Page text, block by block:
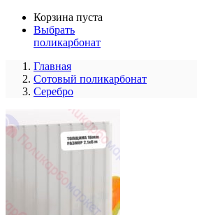
Корзина пуста
Выбрать
поликарбонат
Главная
Сотовый поликарбонат
Серебро